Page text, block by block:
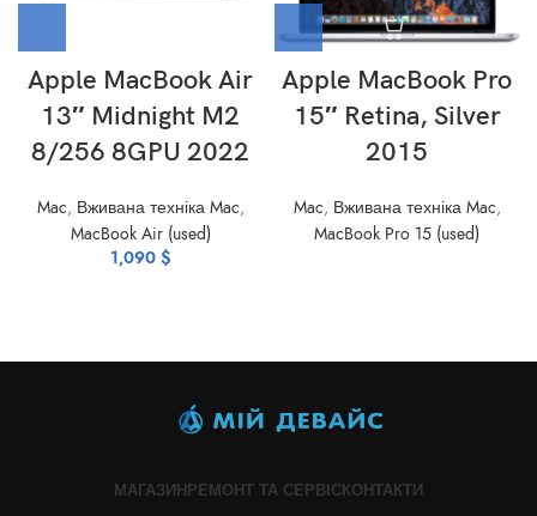
Apple MacBook Air
13″ Midnight M2
8/256 8GPU 2022
Mac, Вживана техніка Mac,
MacBook Air (used)
1,090 $
Apple MacBook Pro
15″ Retina, Silver
2015
Mac, Вживана техніка Mac,
MacBook Pro 15 (used)
МАГАЗИНРЕМОНТ ТА СЕРВІСКОНТАКТИ